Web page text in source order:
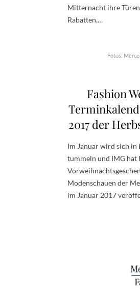
Mitternacht ihre
Rabatten,…
Fotos:
Fashion
2017 der
Im Januar wird sich
tummeln und IMG hat
Modenschauen der
im Januar 2017